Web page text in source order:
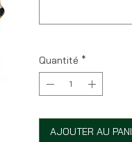
Quantité *
AJOUTER AU